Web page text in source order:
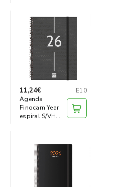
›
›
11,24€
E10
Agenda
Finocam Year
espiral S/VH